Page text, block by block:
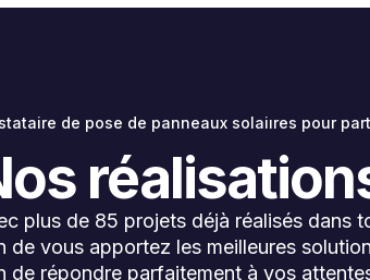
de pose de panneaux solaiıres pour
plus de 85 projets déjà réalisés dans
de vous apportez les meilleures
de répondre parfaitement à vos